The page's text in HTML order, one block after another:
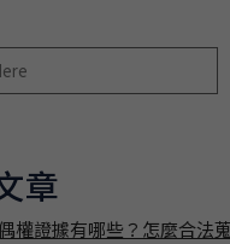
章
權證據有哪些？怎麼合法